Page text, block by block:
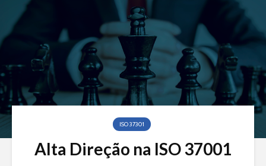
ISO 37301
Alta Direção na ISO 37001